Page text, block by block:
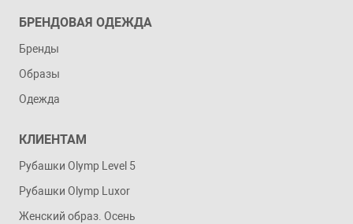
БРЕНДОВАЯ ОДЕЖДА
Бренды
Образы
Одежда
КЛИЕНТАМ
Рубашки Olymp Level 5
Рубашки Olymp Luxor
Женский образ. Осень